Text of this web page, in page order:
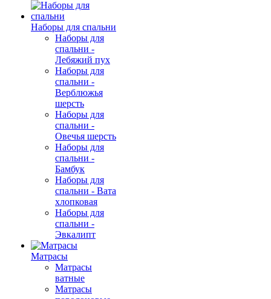
Наборы для спальни
Наборы для
спальни -
Лебяжий пух
Наборы для
спальни -
Верблюжья
шерсть
Наборы для
спальни -
Овечья шерсть
Наборы для
спальни -
Бамбук
Наборы для
спальни - Вата
хлопковая
Наборы для
спальни -
Эвкалипт
Матрасы
Матрасы
ватные
Матрасы